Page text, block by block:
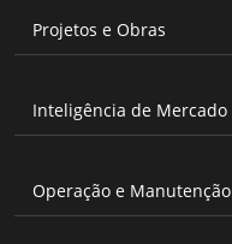
Projetos e Obras
Inteligência de Mercado
Operação e Manutenção